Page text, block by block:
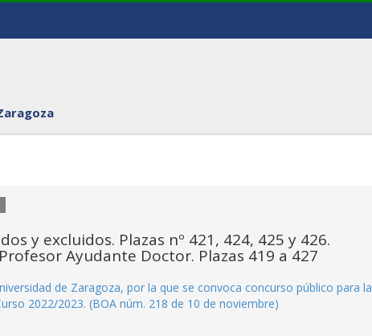
y excluidos. Plazas nº 421, 424, 425 y 426.
Ayudante Doctor. Plazas 419 a 427
de Zaragoza, por la que se convoca concurso público para la
2022/2023. (BOA núm. 218 de 10 de noviembre)